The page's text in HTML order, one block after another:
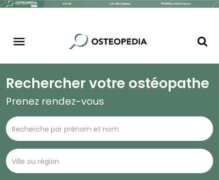
Rechercher votre ostéopathe
Prenez rendez-vous